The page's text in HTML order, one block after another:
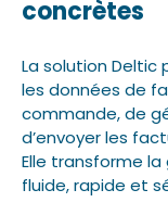
concrètes
La solution
les données de
commande, de
d’envoyer les
Elle transforme
fluide, rapide et